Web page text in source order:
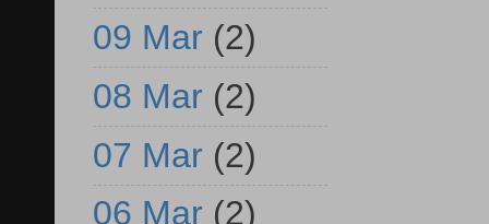
09 Mar (2)
08 Mar (2)
07 Mar (2)
06 Mar (2)